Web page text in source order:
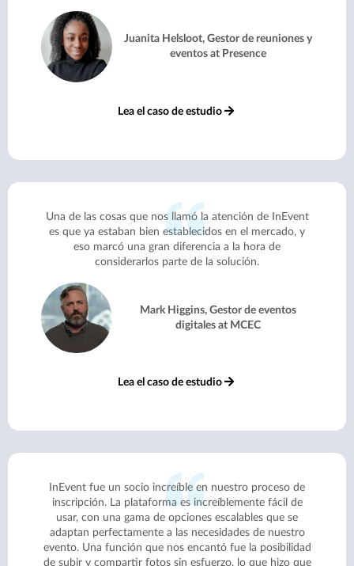
Juanita Helsloot, Gestor de reuniones y
eventos at Presence
Lea el caso de estudio
Una de las cosas que nos llamó la atención de InEvent
es que ya estaban bien establecidos en el mercado, y
eso marcó una gran diferencia a la hora de
considerarlos parte de la solución.
Mark Higgins, Gestor de eventos
digitales at MCEC
Lea el caso de estudio
InEvent fue un socio increíble en nuestro proceso de
inscripción. La plataforma es increíblemente fácil de
usar, con una gama de opciones escalables que se
adaptan perfectamente a las necesidades de nuestro
evento. Una función que nos encantó fue la posibilidad
de subir y compartir fotos sin esfuerzo, lo que hizo que